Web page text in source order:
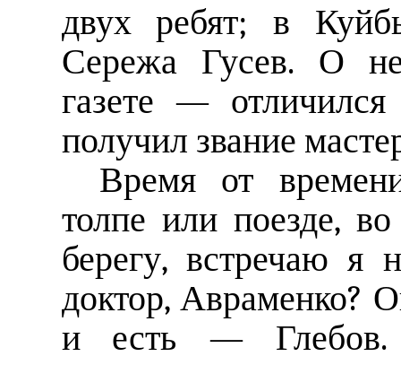
двух ребят; в
Сережа Гусев. О
газете —
получил звание
Время от
толпе или поезде,
берегу, встречаю я
доктор, Авраменко?
и есть — Глебов.